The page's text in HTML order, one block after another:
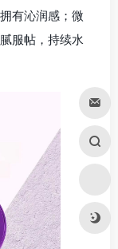
有沁润感；微
服帖，持续水